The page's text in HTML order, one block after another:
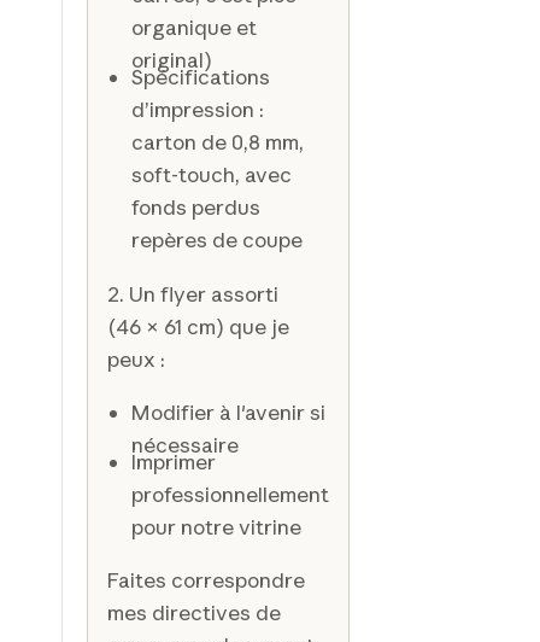
organique et
original)
Spécifications
d’impression :
carton de 0,8 mm,
soft-touch, avec
fonds perdus
repères de coupe
2. Un flyer assorti
(46 × 61 cm) que je
peux :
Modifier à l'avenir si
nécessaire
Imprimer
professionnellement
pour notre vitrine
Faites correspondre
mes directives de